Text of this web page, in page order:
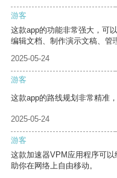
游客
这款app的功能非常强大，可
编辑文档、制作演示文稿、管
2025-05-24
游客
这款app的路线规划非常精准
2025-05-24
游客
这款加速器VPM应用程序可
助你在网络上自由移动。